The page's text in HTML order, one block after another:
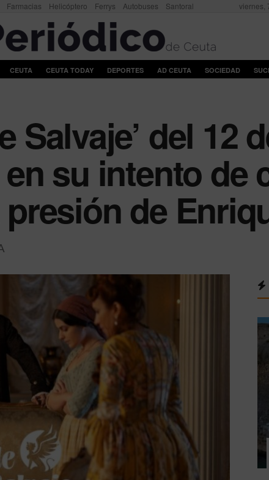
Farmacias Helicóptero Ferrys Autobuses Santoral viernes,
CEUTA CEUTA TODAY DEPORTES AD CEUTA SOCIEDAD
Salvaje’ del 12
su intento de
de